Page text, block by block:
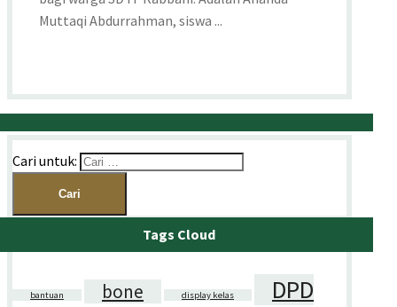
Muttaqi Abdurrahman, siswa ...
Cari untuk:
Tags Cloud
bantuan bone display kelas
DPD